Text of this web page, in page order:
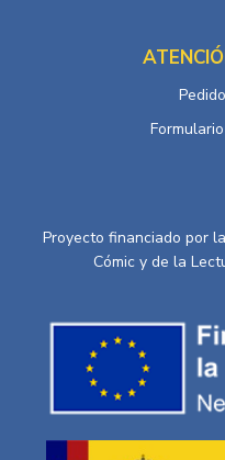
Proyecto financiado por
Cómic y de la